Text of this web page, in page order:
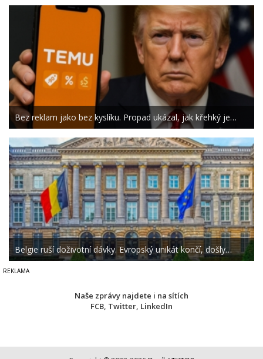
Bez reklam jako bez kyslíku. Propad ukázal, jak křehký je…
Belgie ruší doživotní dávky. Evropský unikát končí, došly…
Naše zprávy najdete i na sítích
FCB, Twitter, LinkedIn